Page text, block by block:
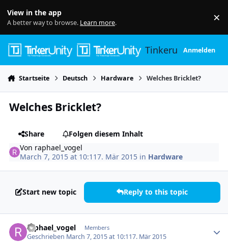
View in the app
A better way to browse. Learn more. ×
TinkerunityAnmelden
Startseite Deutsch Hardware Welches Bricklet?
Welches Bricklet?
Share
Folgen diesem Inhalt
Von raphael_vogel
March 7, 2015 at 10:117. Mär 2015 in Hardware
Start new topic Reply to this topic
raphael_vogel Members
Geschrieben March 7, 2015 at 10:117. Mär 2015